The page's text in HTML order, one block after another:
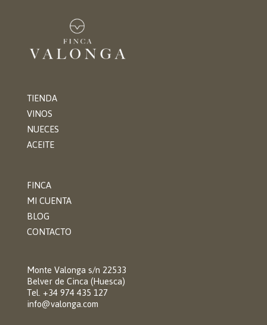
TIENDA
VINOS
NUECES
ACEITE
FINCA
MI CUENTA
BLOG
CONTACTO
Monte Valonga s/n 22533
Belver de Cinca (Huesca)
Tel. +34 974 435 127
info@valonga.com